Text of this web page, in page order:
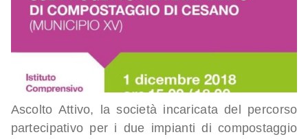
Ascolto Attivo, la società incaricata del percorso
partecipativo per i due impianti di compostaggio